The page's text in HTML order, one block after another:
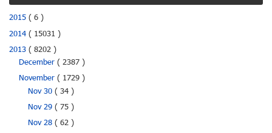
2015 ( 6 )
2014 ( 15031 )
2013 ( 8202 )
December ( 2387 )
November ( 1729 )
Nov 30( 34 )
Nov 29( 75 )
Nov 28( 62 )